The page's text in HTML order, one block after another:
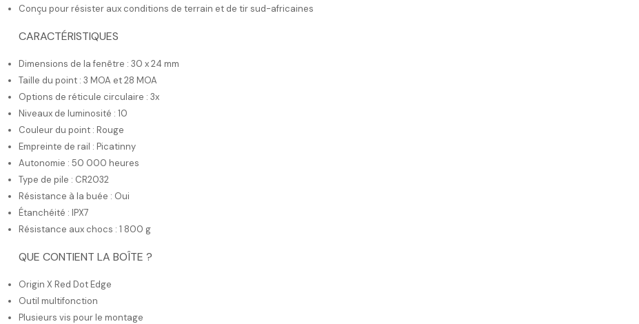
Conçu pour résister aux conditions de terrain et de tir sud-africaines
CARACTÉRISTIQUES
Dimensions de la fenêtre : 30 x 24 mm
Taille du point : 3 MOA et 28 MOA
Options de réticule circulaire : 3x
Niveaux de luminosité : 10
Couleur du point : Rouge
Empreinte de rail : Picatinny
Autonomie : 50 000 heures
Type de pile : CR2032
Résistance à la buée : Oui
Étanchéité : IPX7
Résistance aux chocs : 1 800 g
QUE CONTIENT LA BOÎTE ?
Origin X Red Dot Edge
Outil multifonction
Plusieurs vis pour le montage